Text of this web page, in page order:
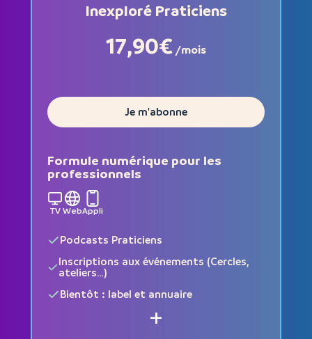
Inexploré Praticiens
17,90€ /mois
Je m'abonne
Formule numérique pour les
professionnels
TV WebAppli
Podcasts Praticiens
Inscriptions aux événements (Cercles,
ateliers…)
Bientôt : label et annuaire
+